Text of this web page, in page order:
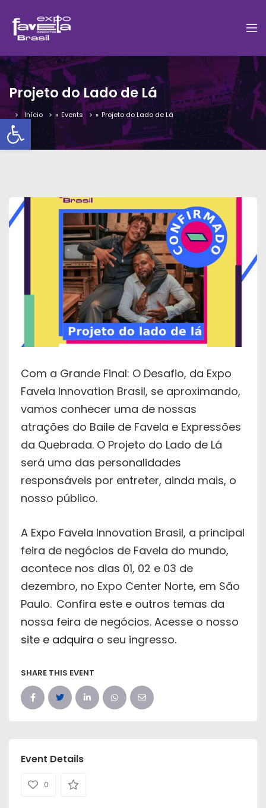
Barra de Ferramentas
Projeto do Lado de Lá
Início » Events » Projeto do Lado de Lá
Com a Grande Final: O Desafio, da Expo
Favela Innovation Brasil, se aproximando,
vamos conhecer uma de nossas
atrações do Baile de Favela e Expressões
da Quebrada. O Projeto do Lado de Lá
será uma das personalidades
responsáveis por entreter, ainda mais, o
nosso público.
A Expo Favela Innovation Brasil, a principal
feira de negócios de Favela do mundo,
acontece nos dias 01, 02 e 03 de
dezembro, no Expo Center Norte, em São
Paulo. Confira este e outros temas da
nossa feira de negócios. Acesse o nosso
site e adquira o seu ingresso.
SHARE THIS EVENT
Event Details
0